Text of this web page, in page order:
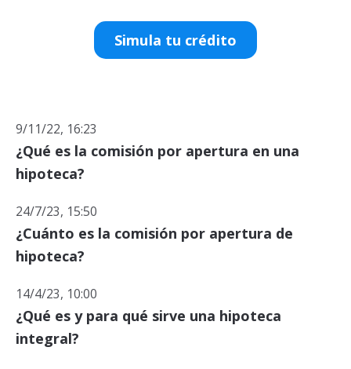
Simula tu crédito
9/11/22, 16:23
¿Qué es la comisión por apertura en una
hipoteca?
24/7/23, 15:50
¿Cuánto es la comisión por apertura de
hipoteca?
14/4/23, 10:00
¿Qué es y para qué sirve una hipoteca
integral?